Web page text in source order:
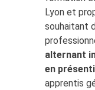
Lyon et
souhaitant
alternant
en
apprentis